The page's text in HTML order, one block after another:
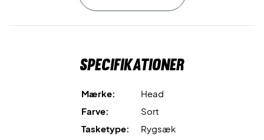
Mål: 34 x 46 x 24 cm.
Farve: Sort med cool detaljer.
Specifikationer
Mærke:
Head
Farve:
Sort
Tasketype:
Rygsæk